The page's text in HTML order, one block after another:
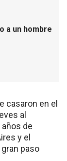
a un hombre
casaron en el
al
de
y el
paso